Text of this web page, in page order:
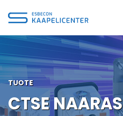
sisältöön
TUOTE
CTSE NAARAS